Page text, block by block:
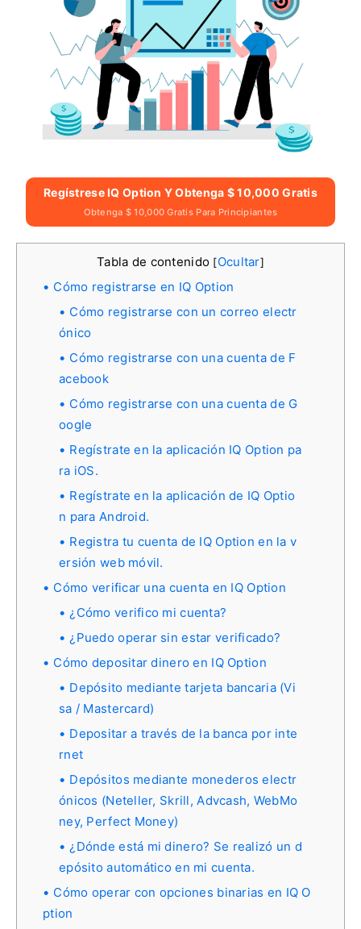
Regístrese IQ Option Y Obtenga $ 10,000 Gratis
Obtenga $ 10,000 Gratis Para Principiantes
Tabla de contenido [Ocultar]
Cómo registrarse en IQ Option
Cómo registrarse con un correo electr
ónico
Cómo registrarse con una cuenta de F
acebook
Cómo registrarse con una cuenta de G
oogle
Regístrate en la aplicación IQ Option pa
ra iOS.
Regístrate en la aplicación de IQ Optio
n para Android.
Registra tu cuenta de IQ Option en la v
ersión web móvil.
Cómo verificar una cuenta en IQ Option
¿Cómo verifico mi cuenta?
¿Puedo operar sin estar verificado?
Cómo depositar dinero en IQ Option
Depósito mediante tarjeta bancaria (Vi
sa / Mastercard)
Depositar a través de la banca por inte
rnet
Depósitos mediante monederos electr
ónicos (Neteller, Skrill, Advcash, WebMo
ney, Perfect Money)
¿Dónde está mi dinero? Se realizó un d
epósito automático en mi cuenta.
Cómo operar con opciones binarias en IQ O
ption